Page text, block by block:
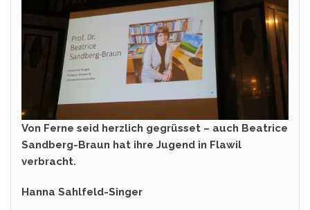
Von Ferne seid herzlich gegrüsset – auch Beatrice
Sandberg-Braun hat ihre Jugend in Flawil
verbracht.
Hanna Sahlfeld-Singer